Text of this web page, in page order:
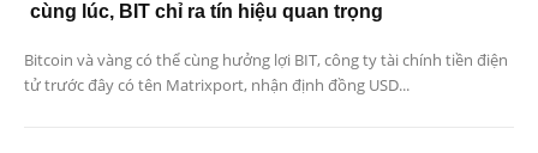
cùng lúc, BIT chỉ ra tín hiệu quan trọng
Bitcoin và vàng có thể cùng hưởng lợi BIT, công ty tài chính tiền điện
tử trước đây có tên Matrixport, nhận định đồng USD...